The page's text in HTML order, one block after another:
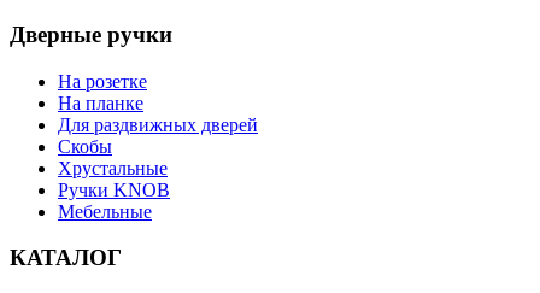
Дверные ручки
На розетке
На планке
Для раздвижных дверей
Скобы
Хрустальные
Ручки KNOB
Мебельные
КАТАЛОГ